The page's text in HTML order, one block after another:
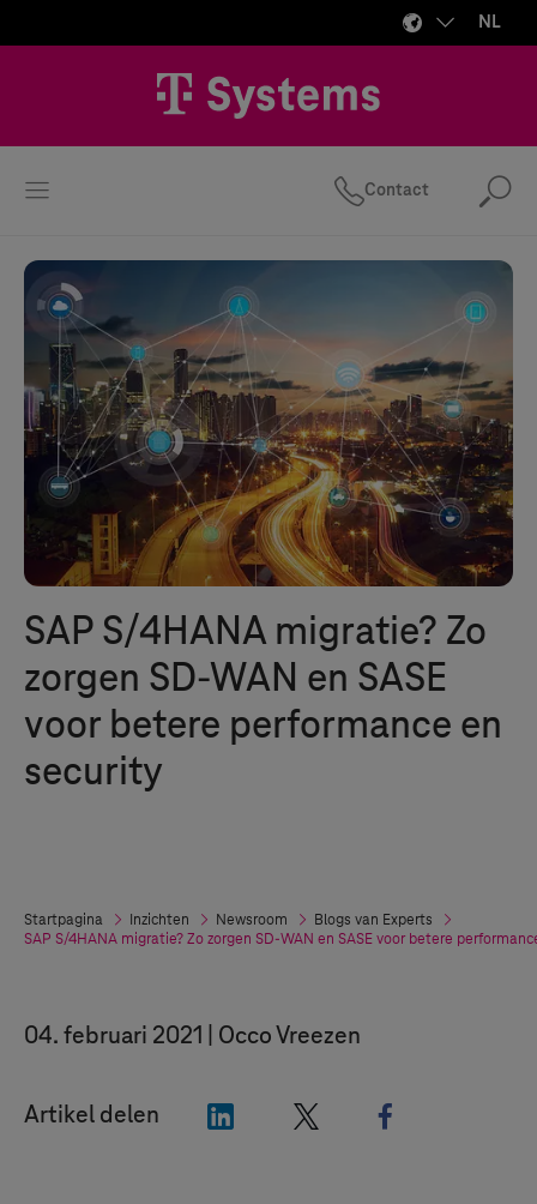
NL
Contact
SAP S/4HANA migratie? Zo
zorgen SD-WAN en SASE
voor betere performance en
security
Startpagina Inzichten Newsroom
Blogs van Experts
SAP S/4HANA migratie? Zo zorgen SD-WAN en SASE voor betere
04. februari 2021 Occo Vreezen
Artikel delen "LinkedIn"